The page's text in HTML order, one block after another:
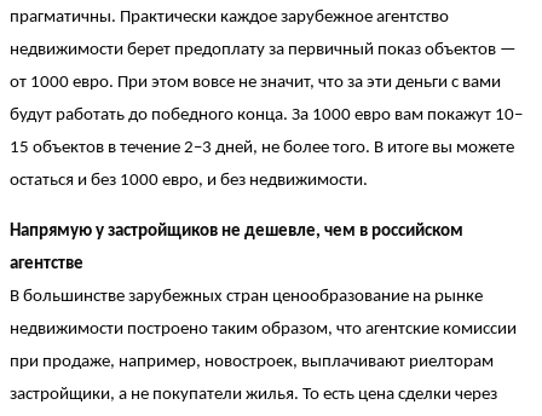
прагматичны. Практически каждое зарубежное агентство
недвижимости берет предоплату за первичный показ объектов —
от 1000 евро. При этом вовсе не значит, что за эти деньги с вами
будут работать до победного конца. За 1000 евро вам покажут 10–
15 объектов в течение 2–3 дней, не более того. В итоге вы можете
остаться и без 1000 евро, и без недвижимости.
Напрямую у застройщиков не дешевле, чем в российском
агентстве
В большинстве зарубежных стран ценообразование на рынке
недвижимости построено таким образом, что агентские комиссии
при продаже, например, новостроек, выплачивают риелторам
застройщики, а не покупатели жилья. То есть цена сделки через